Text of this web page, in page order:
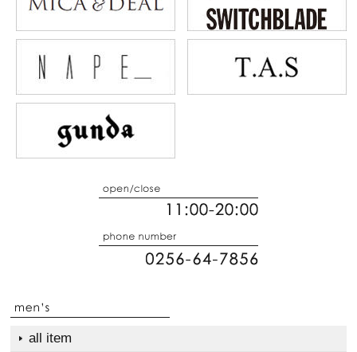
all item